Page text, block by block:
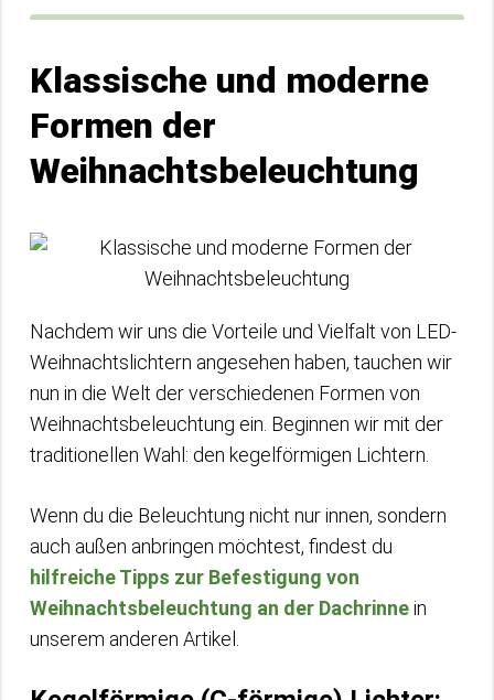
Klassische und moderne
Formen der
Weihnachtsbeleuchtung
Nachdem wir uns die Vorteile und Vielfalt von LED-
Weihnachtslichtern angesehen haben, tauchen wir
nun in die Welt der verschiedenen Formen von
Weihnachtsbeleuchtung ein. Beginnen wir mit der
traditionellen Wahl: den kegelförmigen Lichtern.
Wenn du die Beleuchtung nicht nur innen, sondern
auch außen anbringen möchtest, findest du
hilfreiche Tipps zur Befestigung von
Weihnachtsbeleuchtung an der Dachrinnein
unserem anderen Artikel.